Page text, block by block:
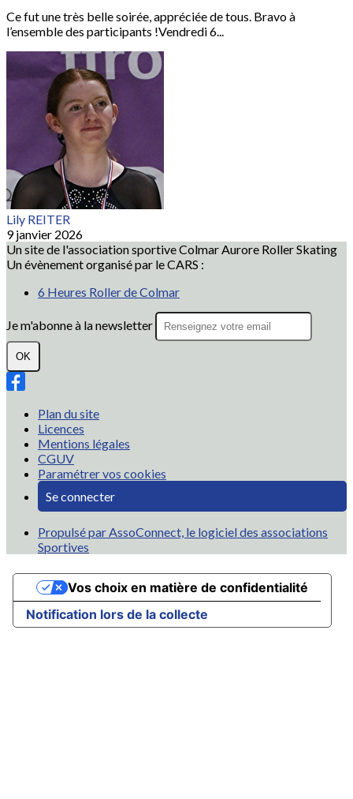
Ce fut une très belle soirée, appréciée de tous. Bravo à
l’ensemble des participants !Vendredi 6...
Lily REITER
9 janvier 2026
Un site de l'association sportive Colmar Aurore Roller Skating
Un évènement organisé par le CARS :
6 Heures Roller de Colmar
Je m'abonne à la newsletter
OK
Plan du site
Licences
Mentions légales
CGUV
Paramétrer vos cookies
Se connecter
Propulsé par AssoConnect, le logiciel des associations
Sportives
Notification lors de la collecte
Vos choix en matière de confidentialité